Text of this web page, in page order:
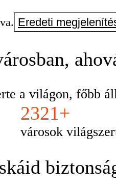
Eredeti
a világon, főbb
2321+
városok